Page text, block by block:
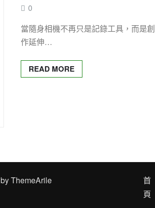
0
當隨身相機不再只是記錄工具，而是創
作延伸…
READ MORE
by ThemeArile
首
頁